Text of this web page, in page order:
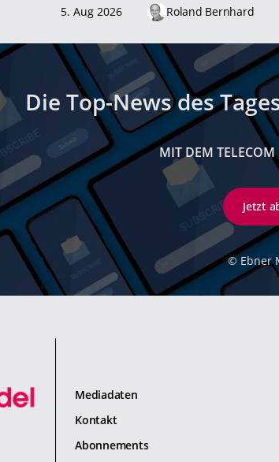
5. Aug 2026 Roland Bernhard
Die Top-News des
MIT DEM TELECOM
Jetzt
© Ebner
Mediadaten
Kontakt
Abonnements